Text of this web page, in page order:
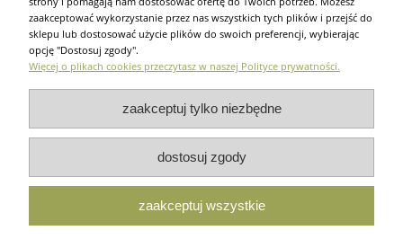
• KOTY Suplementy diety
• KOTY Przysmaki
• KOTY Preparaty do
pielęgnacji
Pomoc
zaakceptować wykorzystanie przez nas wszystkich tych plików i przejść do
sklepu lub dostosować użycie plików do swoich preferencji, wybierając
opcję "Dostosuj zgody".
Więcej o plikach cookies przeczytasz w naszej Polityce prywatności.
zaakceptuj tylko niezbędne
dostosuj zgody
zaakceptuj wszystkie